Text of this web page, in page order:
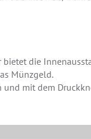
bietet die
Münzgeld.
mit dem